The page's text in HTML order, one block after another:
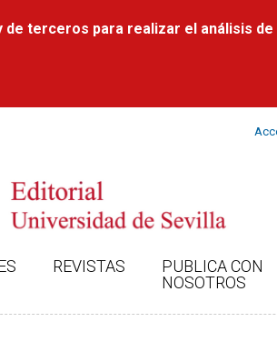
terceros para realizar el análisis
REVISTAS
PUBLICA CON
NOSOTROS